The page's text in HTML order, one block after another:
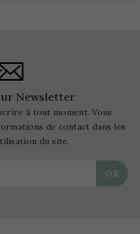
Newsletter
à tout moment. Vous
de contact dans les
du site.